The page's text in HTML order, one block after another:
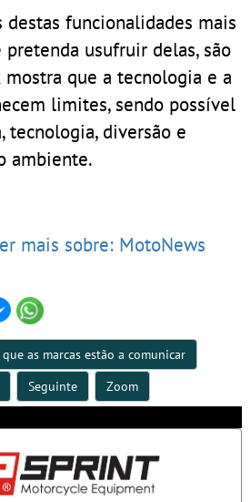
destas funcionalidades mais
pretenda usufruir delas, são
mostra que a tecnologia e a
limites, sendo possível
tecnologia, diversão e
ambiente.
mais sobre: MotoNews
as marcas estão a comunicar
Seguinte Zoom